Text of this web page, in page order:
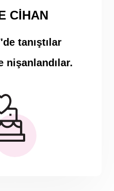
CIHAN
tanıştılar
nişanlandılar.